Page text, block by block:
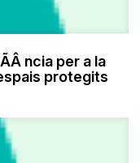
ncia per a la
protegits